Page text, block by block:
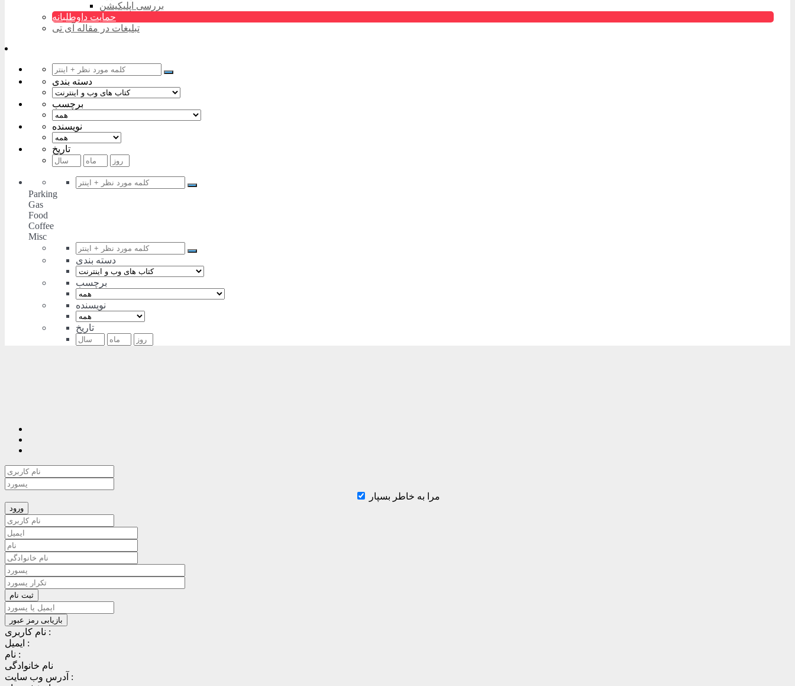
بررسی اپلیکیشن
حمایت داوطلبانه
تبلیغات در مقاله آی تی
دسته بندی
برچسب
نویسنده
تاریخ
Parking
Gas
Food
Coffee
Misc
دسته بندی
برچسب
نویسنده
تاریخ
مرا به خاطر بسپار
نام کاربری :
ایمیل :
نام :
نام خانوادگی
آدرس وب سایت :